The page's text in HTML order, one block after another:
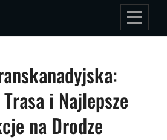
i Najlepsze
na Drodze